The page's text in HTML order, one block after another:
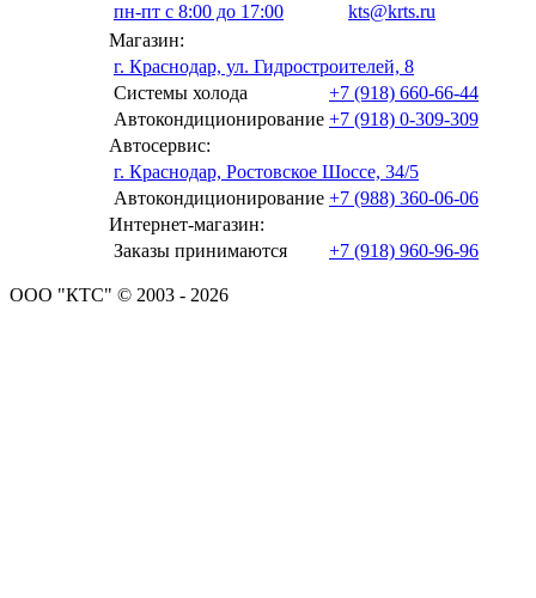
пн-пт с 8:00 до 17:00
kts@krts.ru
Магазин:
г. Краснодар, ул. Гидростроителей, 8
Системы холода
+7 (918) 660-66-44
Автокондиционирование +7 (918) 0-309-309
Автосервис:
г. Краснодар, Ростовское Шоссе, 34/5
Автокондиционирование +7 (988) 360-06-06
Интернет-магазин:
Заказы принимаются
+7 (918) 960-96-96
ООО "КТС" © 2003 - 2026